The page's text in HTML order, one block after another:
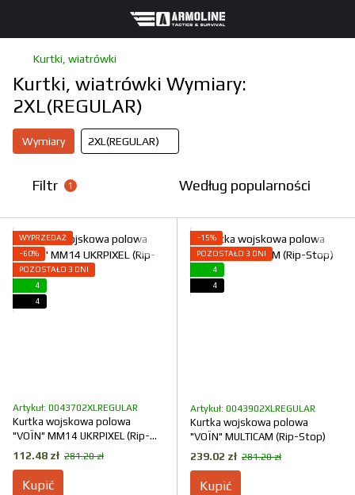
Kurtki, wiatrówki
Kurtki, wiatrówki Wymiary:
2XL(REGULAR)
Wymiary 2XL(REGULAR)
Filtr 1 Według popularności
WYPRZEDAŻ
−60%
POZOSTAŁO 3 DNI
4
4
Artykuł: 0043702XLREGULAR
Kurtka wojskowa polowa
"VOЇN" MM14 UKRPIXEL (Rip-
Stop)
112.48 zł 281.20 zł
Kupić
−15%
POZOSTAŁO 3 DNI
4
4
Artykuł: 0043902XLREGULAR
Kurtka wojskowa polowa
"VOЇN" MULTICAM (Rip-Stop)
239.02 zł 281.20 zł
Kupić